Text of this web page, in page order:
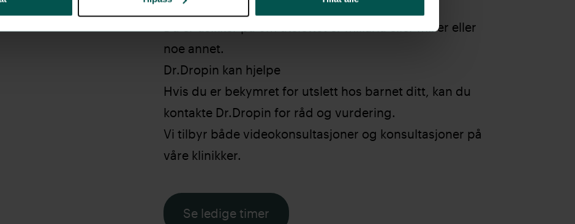
Barnet virker utilpass eller har feber.
Du er usikker på om utslettet er miliaria eller milier eller
noe annet.
Dr.Dropin kan hjelpe
Hvis du er bekymret for utslett hos barnet ditt, kan du
kontakte Dr.Dropin for råd og vurdering.
Vi tilbyr både videokonsultasjoner og konsultasjoner på
våre klinikker.
Se ledige timer